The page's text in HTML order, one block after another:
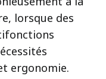
lorsque des
ergonomie.